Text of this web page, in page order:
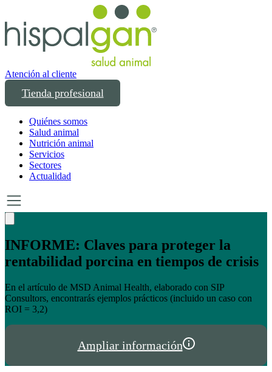
Atención al cliente
Tienda profesional
Quiénes somos
Salud animal
Nutrición animal
Servicios
Sectores
Actualidad
Un año transformando las compras
profesionales en salud y bienestar animal:
Un año creciendo junto a los profesionales del sector animal en
España y Portugal
Ampliar información